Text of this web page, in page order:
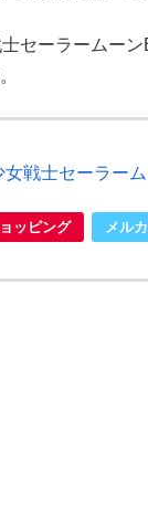
セーラームー
戦士セーラー
ッピング メル